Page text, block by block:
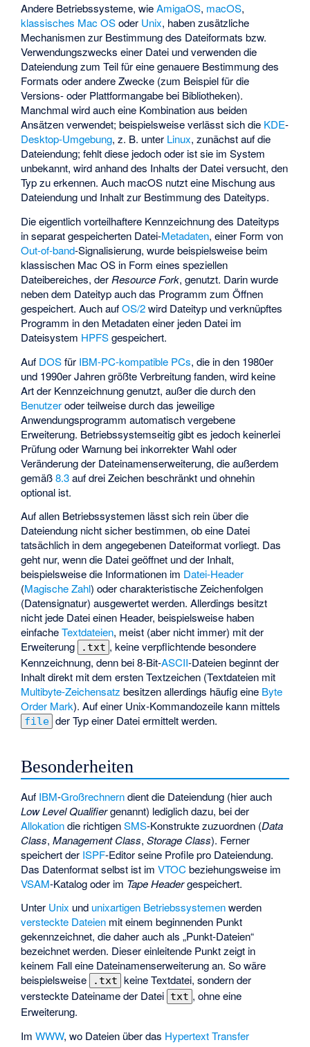
Andere Betriebssysteme, wieAmigaOS, macOS,
klassisches Mac OSoder Unix, haben zusätzliche
Mechanismen zur Bestimmung des Dateiformats bzw.
Verwendungszwecks einer Datei und verwenden die
Dateiendung zum Teil für eine genauere Bestimmung des
Formats oder andere Zwecke (zum Beispiel für die
Versions- oder Plattformangabe bei Bibliotheken).
Manchmal wird auch eine Kombination aus beiden
Ansätzen verwendet; beispielsweise verlässt sich die KDE-
Desktop-Umgebung, z. B. unter Linux, zunächst auf die
Dateiendung; fehlt diese jedoch oder ist sie im System
unbekannt, wird anhand des Inhalts der Datei versucht, den
Typ zu erkennen. Auch macOS nutzt eine Mischung aus
Dateiendung und Inhalt zur Bestimmung des Dateityps.
Die eigentlich vorteilhaftere Kennzeichnung des Dateityps
in separat gespeicherten Datei-Metadaten, einer Form von
Out-of-band-Signalisierung, wurde beispielsweise beim
klassischen Mac OS in Form eines speziellen
Dateibereiches, der Resource Fork, genutzt. Darin wurde
neben dem Dateityp auch das Programm zum Öffnen
gespeichert. Auch aufOS/2wird Dateityp und verknüpftes
Programm in den Metadaten einer jeden Datei im
Dateisystem HPFSgespeichert.
Auf DOSfür IBM-PC-kompatible PCs, die in den 1980er
und 1990er Jahren größte Verbreitung fanden, wird keine
Art der Kennzeichnung genutzt, außer die durch den
Benutzeroder teilweise durch das jeweilige
Anwendungsprogramm automatisch vergebene
Erweiterung. Betriebssystemseitig gibt es jedoch keinerlei
Prüfung oder Warnung bei inkorrekter Wahl oder
Veränderung der Dateinamenserweiterung, die außerdem
gemäß8.3auf drei Zeichen beschränkt und ohnehin
optional ist.
Auf allen Betriebssystemen lässt sich rein über die
Dateiendung nicht sicher bestimmen, ob eine Datei
tatsächlich in dem angegebenen Dateiformat vorliegt. Das
geht nur, wenn die Datei geöffnet und der Inhalt,
beispielsweise die Informationen im Datei-Header
(Magische Zahl) oder charakteristische Zeichenfolgen
(Datensignatur) ausgewertet werden. Allerdings besitzt
nicht jede Datei einen Header, beispielsweise haben
einfacheTextdateien, meist (aber nicht immer) mit der
Erweiterung
.txt , keine verpflichtende besondere
Kennzeichnung, denn bei 8-Bit-ASCII-Dateien beginnt der
Inhalt direkt mit dem ersten Textzeichen (Textdateien mit
Multibyte-Zeichensatz besitzen allerdings häufig eine Byte
Order Mark). Auf einer Unix-Kommandozeile kann mittels
file der Typ einer Datei ermittelt werden.
Besonderheiten
Auf IBM-Großrechnerndient die Dateiendung (hier auch
Low Level Qualifiergenannt) lediglich dazu, bei der
Allokationdie richtigenSMS-Konstrukte zuzuordnen (Data
Class,Management Class,Storage Class). Ferner
speichert der ISPF-Editor seine Profile pro Dateiendung.
Das Datenformat selbst ist imVTOCbeziehungsweise im
VSAM-Katalog oder im Tape Headergespeichert.
Unter Unix und unixartigen Betriebssystemenwerden
versteckte Dateien mit einem beginnenden Punkt
gekennzeichnet, die daher auch als „Punkt-Dateien“
bezeichnet werden. Dieser einleitende Punkt zeigt in
keinem Fall eine Dateinamenserweiterung an. So wäre
beispielsweise
.txt keine Textdatei, sondern der
versteckte Dateiname der Datei txt , ohne eine
Erweiterung.
ImWWW, wo Dateien über das Hypertext Transfer